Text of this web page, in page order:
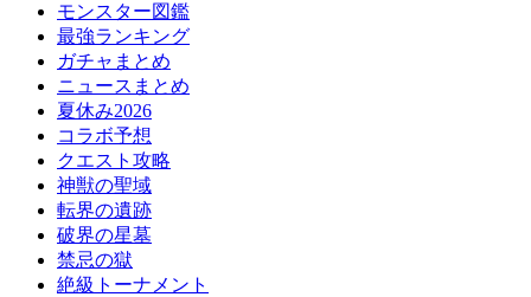
モンスター図鑑
最強ランキング
ガチャまとめ
ニュースまとめ
夏休み2026
コラボ予想
クエスト攻略
神獣の聖域
転界の遺跡
破界の星墓
禁忌の獄
絶級トーナメント